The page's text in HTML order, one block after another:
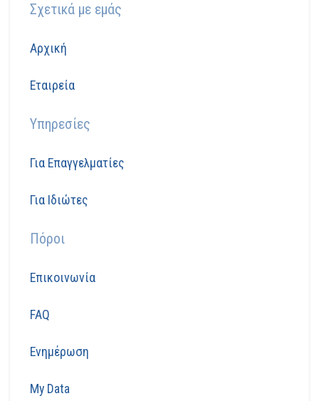
Σχετικά με εμάς
Αρχική
Εταιρεία
Υπηρεσίες
Για Επαγγελματίες
Για Ιδιώτες
Πόροι
Επικοινωνία
FAQ
Ενημέρωση
My Data